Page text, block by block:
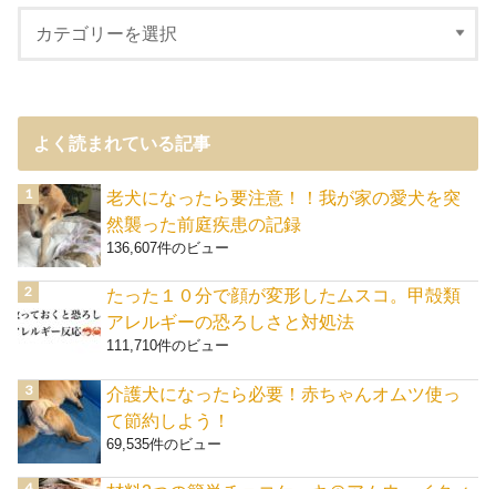
よく読まれている記事
老犬になったら要注意！！我が家の愛犬を突
然襲った前庭疾患の記録
136,607件のビュー
たった１０分で顔が変形したムスコ。甲殻類
アレルギーの恐ろしさと対処法
111,710件のビュー
介護犬になったら必要！赤ちゃんオムツ使っ
て節約しよう！
69,535件のビュー